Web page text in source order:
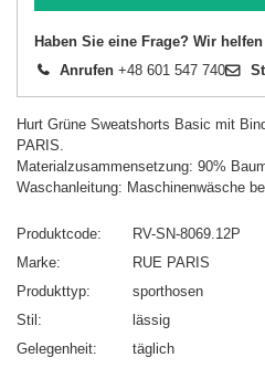
Haben Sie eine Frage? Wir
Anrufen +48 601 547 740
Hurt Grüne Sweatshorts Basic mit
PARIS.
Materialzusammensetzung: 90%
Waschanleitung: Maschinenwäsche
Produktcode
RV-SN-8069.12P
Marke
RUE PARIS
Produkttyp
sporthosen
Stil
lässig
Gelegenheit
täglich